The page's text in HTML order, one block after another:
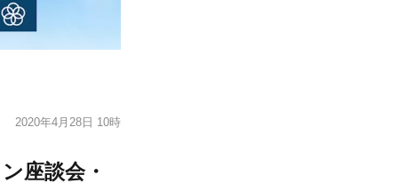
2020年4月28日 10時
座談会・